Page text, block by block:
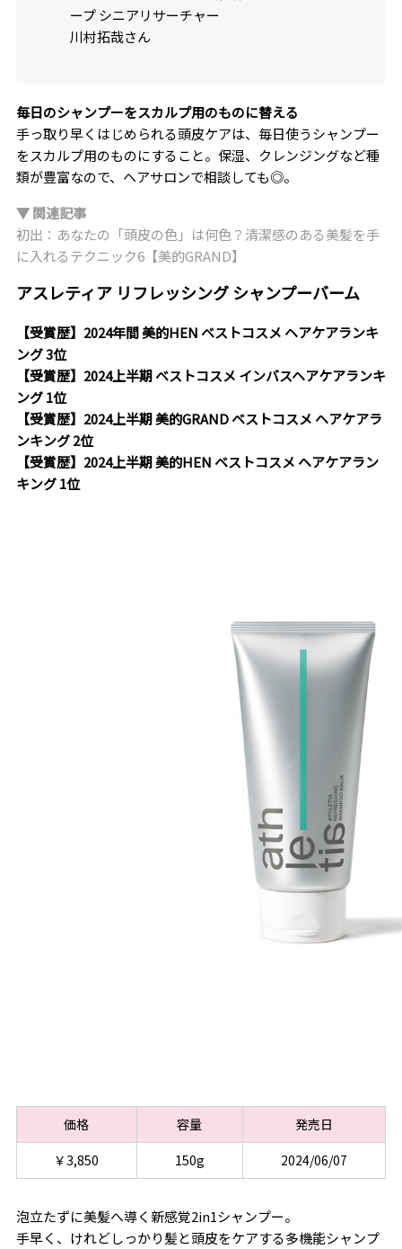
ープ シニアリサーチャー
川村拓哉さん
毎日のシャンプーをスカルプ用のものに替える
手っ取り早くはじめられる頭皮ケアは、毎日使うシャンプー
をスカルプ用のものにすること。保湿、クレンジングなど種
類が豊富なので、ヘアサロンで相談しても◎。
▼ 関連記事
初出：あなたの「頭皮の色」は何色？清潔感のある美髪を手
に入れるテクニック6【美的GRAND】
アスレティア リフレッシング シャンプーバーム
【受賞歴】2024年間 美的HEN ベストコスメ ヘアケアランキ
ング 3位
【受賞歴】2024上半期 ベストコスメ インバスヘアケアランキ
ング 1位
【受賞歴】2024上半期 美的GRAND ベストコスメ ヘアケアラ
ンキング 2位
【受賞歴】2024上半期 美的HEN ベストコスメ ヘアケアラン
キング 1位
価格 容量
発売日
￥3,850
150g 2024/06/07
泡立たずに美髪へ導く新感覚2in1シャンプー。
手早く、けれどしっかり髪と頭皮をケアする多機能シャンプ